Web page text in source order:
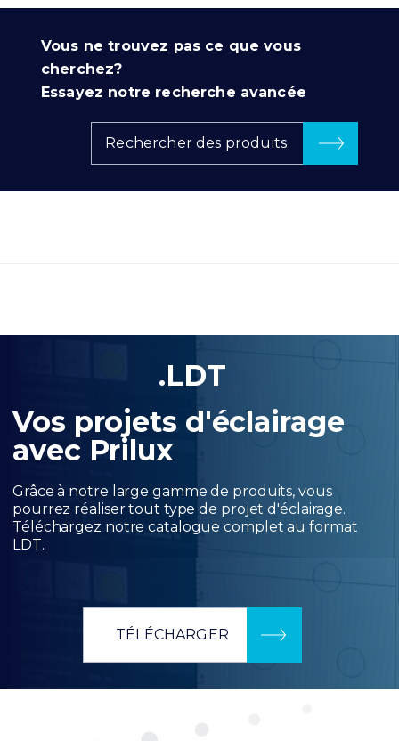
Vous ne trouvez pas ce que vous
cherchez?
Essayez notre recherche avancée
Rechercher des produits
.LDT
Vos projets d'éclairage
avec Prilux
Grâce à notre large gamme de produits, vous
pourrez réaliser tout type de projet d'éclairage.
Téléchargez notre catalogue complet au format
LDT.
TÉLÉCHARGER